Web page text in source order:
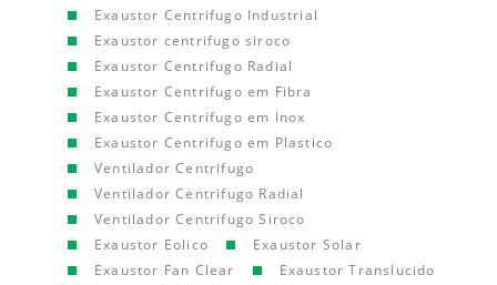
Exaustor Centrifugo Industrial
Exaustor centrifugo siroco
Exaustor Centrifugo Radial
Exaustor Centrifugo em Fibra
Exaustor Centrifugo em Inox
Exaustor Centrifugo em Plastico
Ventilador Centrifugo
Ventilador Centrifugo Radial
Ventilador Centrifugo Siroco
Exaustor Eolico
Exaustor Solar
Exaustor Fan Clear
Exaustor Translucido